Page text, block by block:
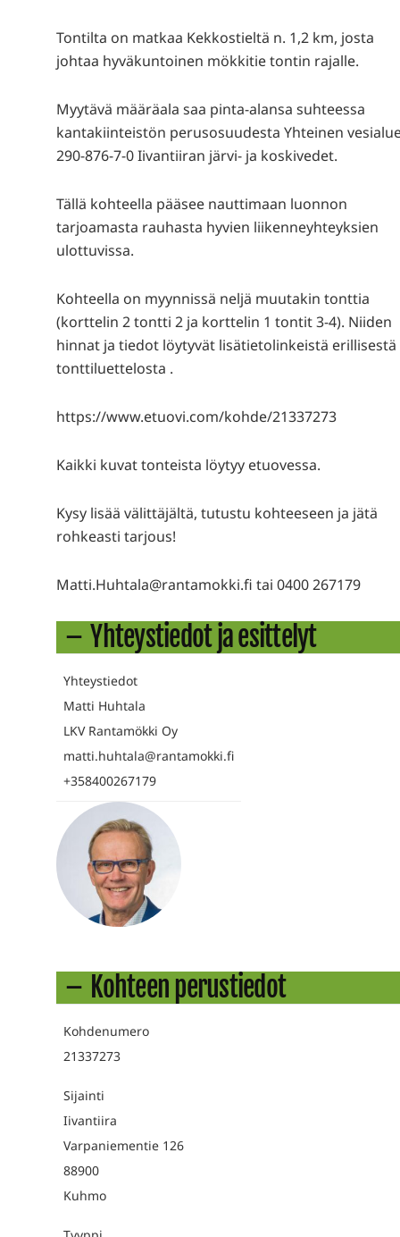
Tontilta on matkaa Kekkostieltä n. 1,2 km, josta
johtaa hyväkuntoinen mökkitie tontin rajalle.
Myytävä määräala saa pinta-alansa suhteessa
kantakiinteistön perusosuudesta Yhteinen
290-876-7-0 Iivantiiran järvi- ja koskivedet.
Tällä kohteella pääsee nauttimaan luonnon
tarjoamasta rauhasta hyvien liikenneyhteyksien
ulottuvissa.
Kohteella on myynnissä neljä muutakin tonttia
(korttelin 2 tontti 2 ja korttelin 1 tontit 3-4). Niiden
hinnat ja tiedot löytyvät lisätietolinkeistä erillisestä
tonttiluettelosta .
https://www.etuovi.com/kohde/21337273
Kaikki kuvat tonteista löytyy etuovessa.
Kysy lisää välittäjältä, tutustu kohteeseen ja jätä
rohkeasti tarjous!
Matti.Huhtala@rantamokki.fi tai 0400 267179
Yhteystiedot ja esittelyt
Yhteystiedot
Matti Huhtala
LKV Rantamökki Oy
matti.huhtala@rantamokki.fi
+358400267179
Kohteen perustiedot
Kohdenumero
21337273
Sijainti
Iivantiira
Varpaniementie 126
88900
Kuhmo